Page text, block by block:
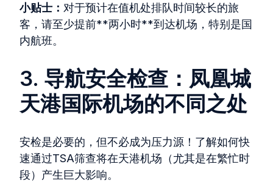
小贴士： 对于预计在值机处排队时间较长的旅
客，请至少提前**两小时**到达机场，特别是国
内航班。
3. 导航安全检查：凤凰城
天港国际机场的不同之处
安检是必要的，但不必成为压力源！了解如何快
速通过TSA筛查将在天港机场（尤其是在繁忙时
段）产生巨大影响。